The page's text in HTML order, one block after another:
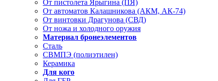
От пистолета Ярыгина (ПЯ)
От автоматов Калашникова (АКМ, АК-74)
От винтовки Драгунова (СВД)
От ножа и холодного оружия
Материал бронеэлементов
Сталь
СВМПЭ (полиэтилен)
Керамика
Для кого